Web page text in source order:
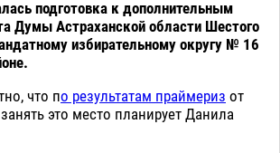
подготовка к дополнительным
Думы Астраханской области Шестого
избирательному округу № 16
что по результатам праймериз от
это место планирует Данила